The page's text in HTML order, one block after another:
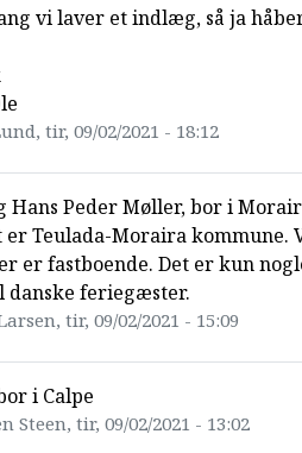
vi laver et indlæg, så ja
tir, 09/02/2021 - 18:12
Hans Peder Møller, bor i
er Teulada-Moraira kommune.
er fastboende. Det er kun
danske feriegæster.
tir, 09/02/2021 - 15:09
i Calpe
Steen, tir, 09/02/2021 - 13:02